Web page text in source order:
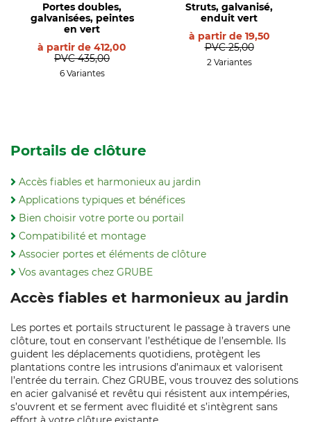
Portes doubles,
galvanisées, peintes
en vert
à partir de 412,00
PVC 435,00
6 Variantes
Struts, galvanisé,
enduit vert
à partir de 19,50
PVC 25,00
2 Variantes
Portails de clôture
Accès fiables et harmonieux au jardin
Applications typiques et bénéfices
Bien choisir votre porte ou portail
Compatibilité et montage
Associer portes et éléments de clôture
Vos avantages chez GRUBE
Accès fiables et harmonieux au jardin
Les portes et portails structurent le passage à travers une
clôture, tout en conservant l’esthétique de l’ensemble. Ils
guident les déplacements quotidiens, protègent les
plantations contre les intrusions d’animaux et valorisent
l’entrée du terrain. Chez GRUBE, vous trouvez des solutions
en acier galvanisé et revêtu qui résistent aux intempéries,
s’ouvrent et se ferment avec fluidité et s’intègrent sans